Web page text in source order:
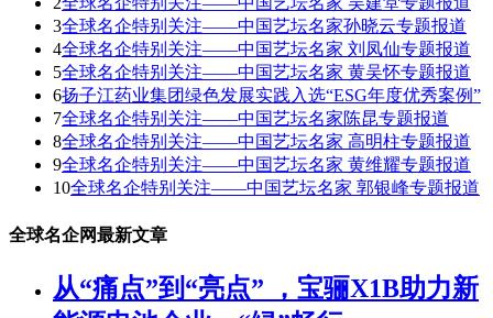
3全球名企特别关注——中国艺坛名家孙晓云专题报道
4全球名企特别关注——中国艺坛名家 刘凤仙专题报道
5全球名企特别关注——中国艺坛名家 黄吴怀专题报道
6扬子江药业集团绿色发展实践入选“ESG年度优秀案例”
7全球名企特别关注——中国艺坛名家陈昆专题报道
8全球名企特别关注——中国艺坛名家 高明柱专题报道
9全球名企特别关注——中国艺坛名家 黄维耀专题报道
10全球名企特别关注——中国艺坛名家 郭银峰专题报道
全球名企网最新文章
从“痛点”到“亮点” ，宝骊X1B助力新